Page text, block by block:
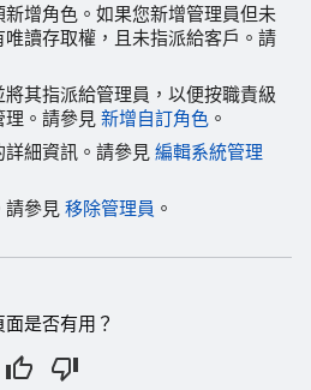
增角色。如果您新增管理員但未
讀存取權，且未指派給客戶。請
其指派給管理員，以便按職責級
理。請參見新增自訂角色 。
詳細資訊。請參見編輯系統管理
請參見移除管理員 。
面是否有用？